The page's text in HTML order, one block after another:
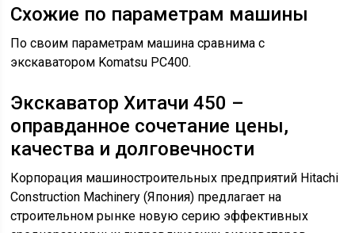
Схожие по параметрам машины
По своим параметрам машина сравнима с
экскаватором Komatsu PC400.
Экскаватор Хитачи 450 –
оправданное сочетание цены,
качества и долговечности
Корпорация машиностроительных предприятий Hitachi
Construction Machinery (Япония) предлагает на
строительном рынке новую серию эффективных